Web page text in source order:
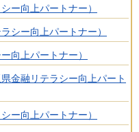
ー向上パートナー）
シー向上パートナー）
向上パートナー）
金融リテラシー向上パート
ー向上パートナー）